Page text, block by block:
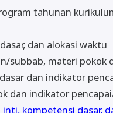
tahunan
dan alokasi waktu
subbab, materi pokok
dan indikator
dan indikator
kompetensi dasar,